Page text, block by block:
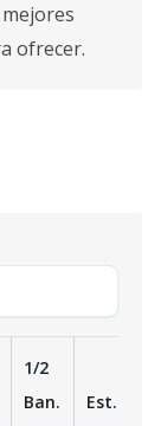
ofrecer.
1/2
Ban.
Est.